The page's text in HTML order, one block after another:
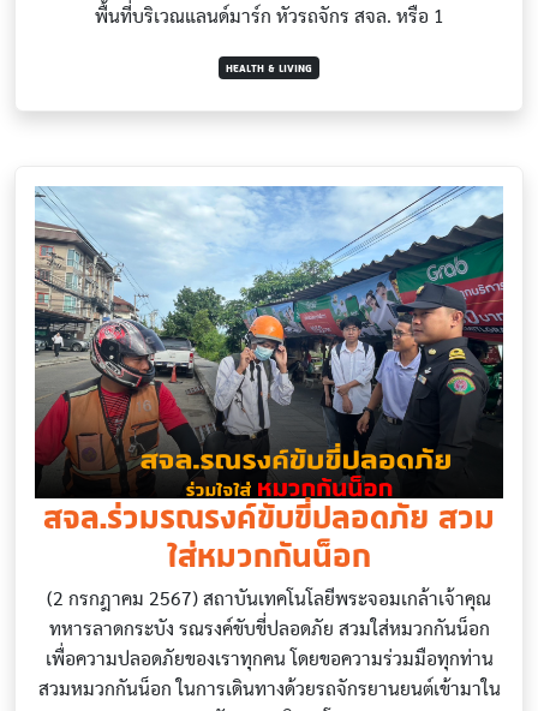
พื้นที่บริเวณแลนด์มาร์ก หัวรถจักร สจล. หรือ 1
HEALTH & LIVING
สจล.ร่วมรณรงค์ขับขี่ปลอดภัย สวม
ใส่หมวกกันน็อก
(2 กรกฎาคม 2567) สถาบันเทคโนโลยีพระจอมเกล้าเจ้าคุณ
ทหารลาดกระบัง รณรงค์ขับขี่ปลอดภัย สวมใส่หมวกกันน็อก
เพื่อความปลอดภัยของเราทุกคน โดยขอความร่วมมือทุกท่าน
สวมหมวกกันน็อก ในการเดินทางด้วยรถจักรยานยนต์เข้ามาใน